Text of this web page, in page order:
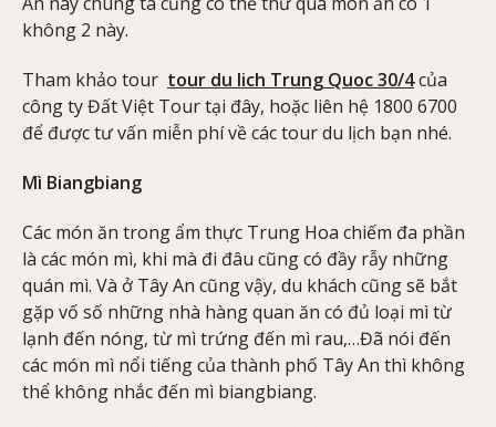
không 2 này.
Tham khảo tour tour du lich Trung Quoc 30/4của
công ty Đất Việt Tour tại đây, hoặc liên hệ 1800 6700
để được tư vấn miễn phí về các tour du lịch bạn nhé.
Mì Biangbiang
Các món ăn trong ẩm thực Trung Hoa chiếm đa phần
là các món mì, khi mà đi đâu cũng có đầy rẫy những
quán mì. Và ở Tây An cũng vậy, du khách cũng sẽ bắt
gặp vố số những nhà hàng quan ăn có đủ loại mì từ
lạnh đến nóng, từ mì trứng đến mì rau,…Đã nói đến
các món mì nổi tiếng của thành phố Tây An thì không
thể không nhắc đến mì biangbiang.